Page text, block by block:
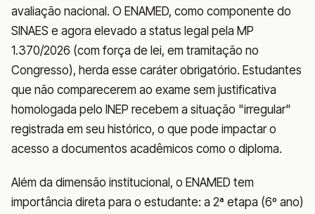
avaliação nacional. O ENAMED, como componente do
SINAES e agora elevado a status legal pela MP
1.370/2026 (com força de lei, em tramitação no
Congresso), herda esse caráter obrigatório. Estudantes
que não comparecerem ao exame sem justificativa
homologada pelo INEP recebem a situação "irregular"
registrada em seu histórico, o que pode impactar o
acesso a documentos acadêmicos como o diploma.
Além da dimensão institucional, o ENAMED tem
importância direta para o estudante: a 2ª etapa (6º ano)